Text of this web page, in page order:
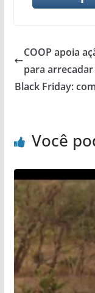
COOP apoia
para
Black Friday:
Você